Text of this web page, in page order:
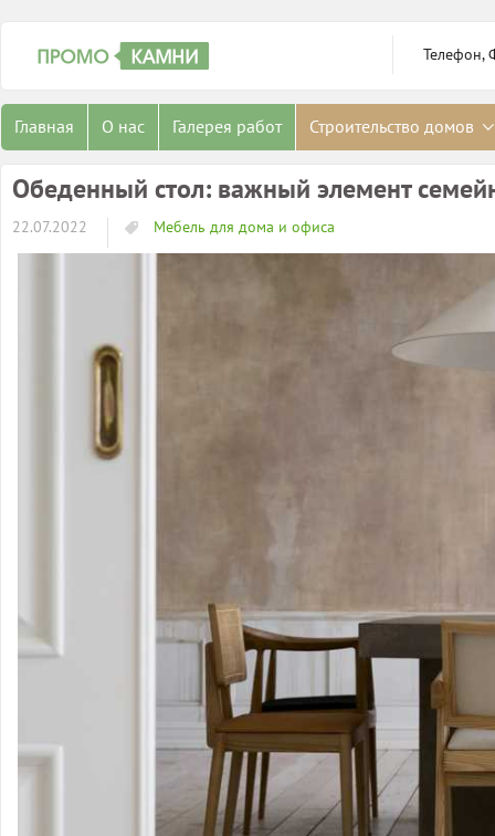
Телефон,
Главная О нас Галерея работ Строительство домов
Обеденный стол: важный элемент
22.07.2022 Мебель для дома и офиса